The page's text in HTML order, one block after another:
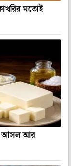
মতোই
আসল আর